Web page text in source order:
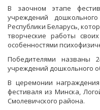
В заочном этапе
учреждений
Республики Беларусь,
творческие работы
особенностями
Победителями названы
учреждений дошкольного
В церемонии
фестиваля из Минска,
Смолевичского района.